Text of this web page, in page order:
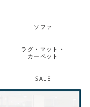
サイズ比較はコチラ
ソファ
ラグ・マット・
カーペット
SALE